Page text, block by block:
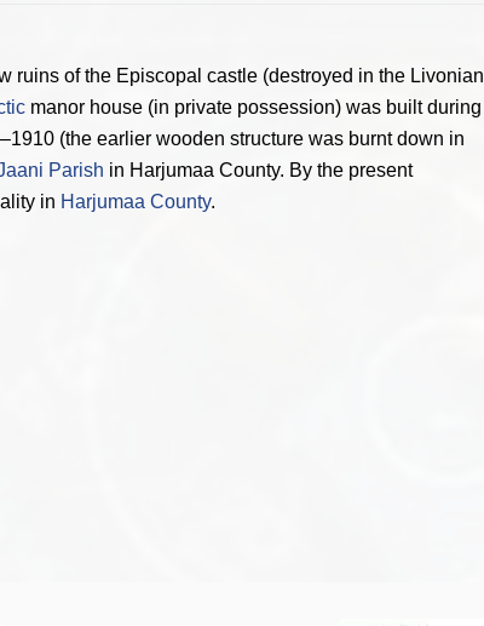
ruins of the Episcopal castle (destroyed in the Livonian
manor house (in private possession) was built during
(the earlier wooden structure was burnt down in
Parish in Harjumaa County. By the present
in Harjumaa County.